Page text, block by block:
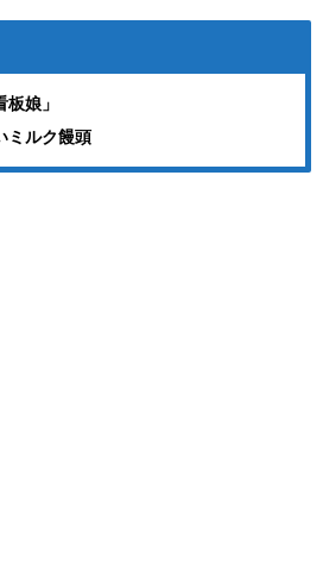
娘」
ミルク饅頭